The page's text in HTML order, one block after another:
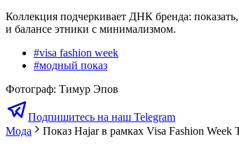
Коллекция подчеркивает ДНК бренда:
и балансе этники с минимализмом.
#visa fashion week
#модный показ
Фотограф: Тимур Эпов
Подпишитесь на наш Telegram
Мода
Показ Hajar в рамках Visa Fashion Week